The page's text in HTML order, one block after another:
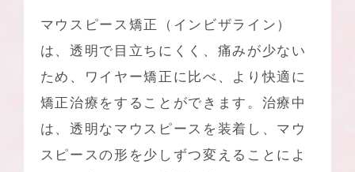
マウスピース矯正（インビザライン）
は、透明で目立ちにくく、痛みが少ない
ため、ワイヤー矯正に比べ、より快適に
矯正治療をすることができます。治療中
は、透明なマウスピースを装着し、マウ
スピースの形を少しずつ変えることによ